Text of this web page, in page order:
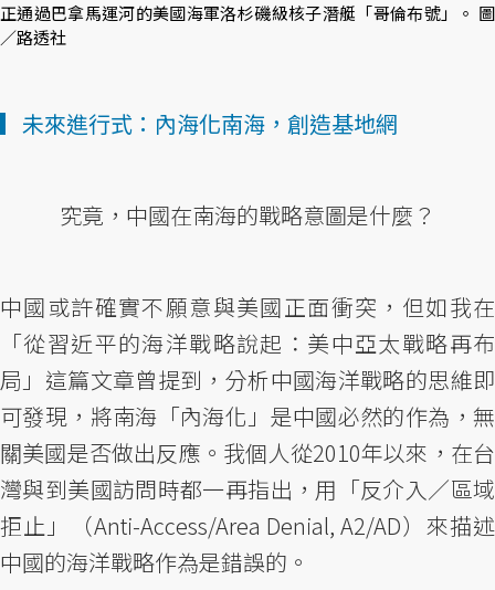
正通過巴拿馬運河的美國海軍洛杉磯級核子潛艇「哥倫布號」。 圖
／路透社
▎未來進行式：內海化南海，創造基地網
究竟，中國在南海的戰略意圖是什麼？
中國或許確實不願意與美國正面衝突，但如我在
「從習近平的海洋戰略說起：美中亞太戰略再布
局」這篇文章曾提到，分析中國海洋戰略的思維即
可發現，將南海「內海化」是中國必然的作為，無
關美國是否做出反應。我個人從2010年以來，在台
灣與到美國訪問時都一再指出，用「反介入／區域
拒止」（Anti-Access/Area Denial, A2/AD）來描述
中國的海洋戰略作為是錯誤的。